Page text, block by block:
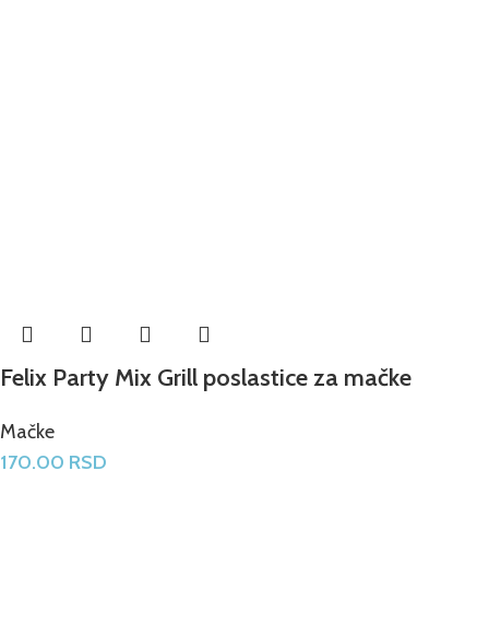
Felix Party Mix Grill poslastice za mačke
Mačke
170.00 RSD